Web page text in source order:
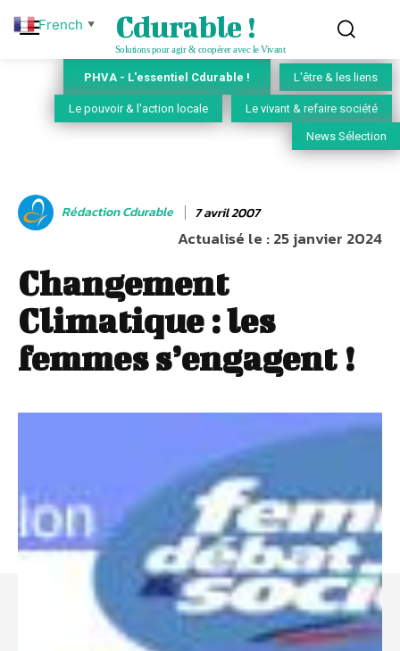
Cdurable !
Solutions pour agir & coopérer avec le Vivant
PHVA - L'essentiel Cdurable ! L'être & les liens
Le pouvoir & l'action locale Le vivant & refaire société
News Sélection
Rédaction Cdurable 7 avril 2007
Actualisé le :25 janvier 2024
Changement
Climatique : les
femmes s’engagent !
French ▼